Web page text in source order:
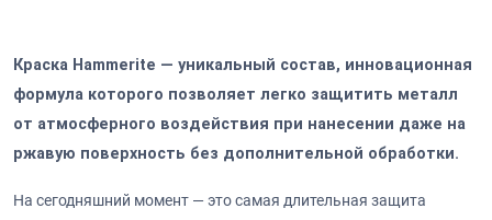
Краска Hammerite — уникальный состав, инновационная
формула которого позволяет легко защитить металл
от атмосферного воздействия при нанесении даже на
ржавую поверхность без дополнительной обработки.
На сегодняшний момент — это самая длительная защита